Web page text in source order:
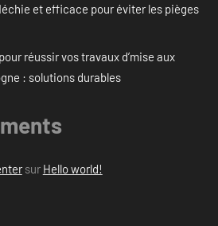
et efficace pour éviter les pièges
réussir vos travaux d’mise aux
: solutions durables
sur Hello world!